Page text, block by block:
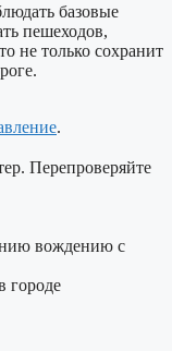
базовые
пешеходов,
не только сохранит
.
Перепроверяйте
вождению с
городе